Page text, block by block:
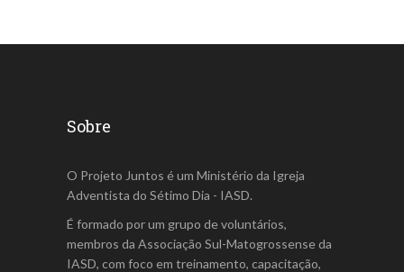
Sobre
O Projeto Juntos é um Ministério da Igreja
Adventista do Sétimo Dia - IASD.
É formado por um grupo de voluntários,
membros da Associação Sul-Matogrossense da
IASD, com foco em treinamento, capacitação,